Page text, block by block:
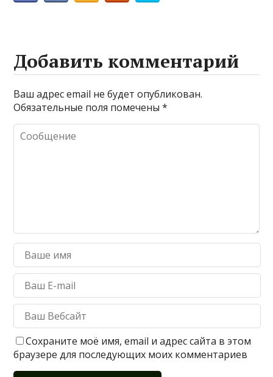
Добавить комментарий
Ваш адрес email не будет опубликован.
Обязательные поля помечены*
Сохраните моё имя, email и адрес сайта в этом
браузере для последующих моих комментариев